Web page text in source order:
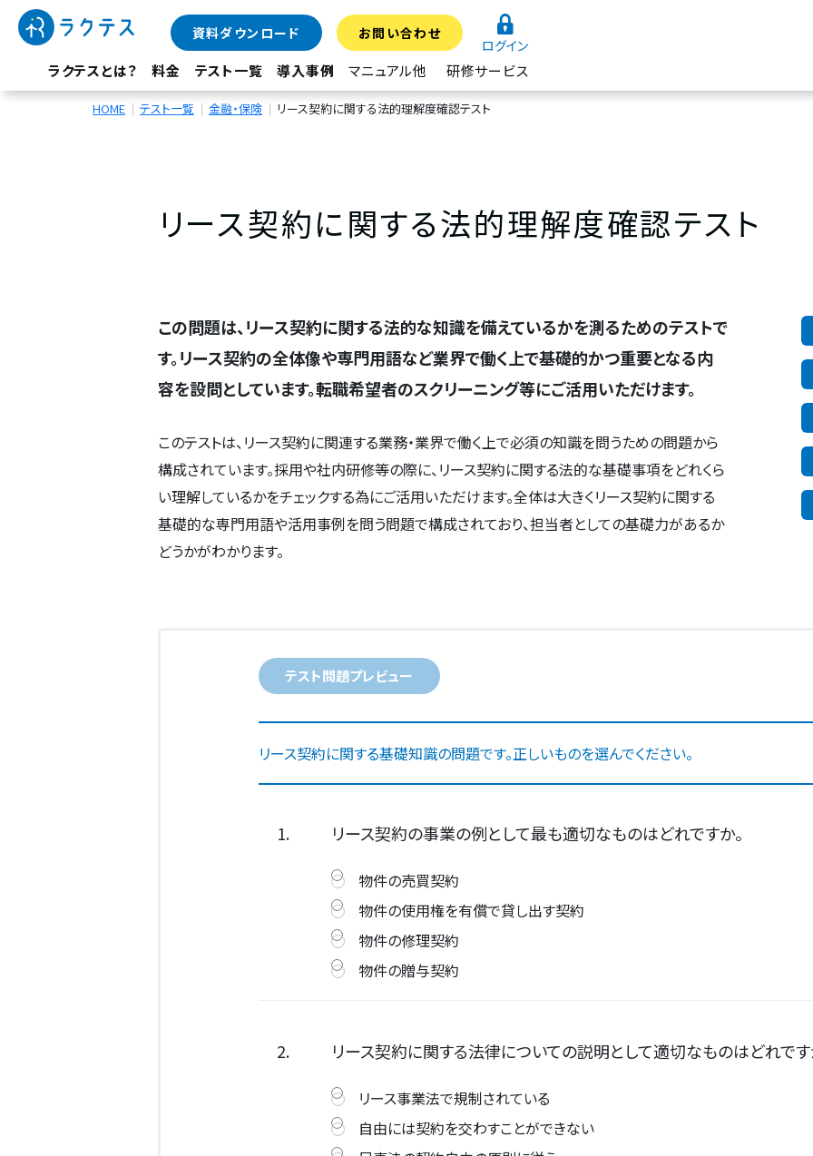
ラクテスとは？ 料金 テスト一覧 導入事例 マニュアル他 研修サービス
資料ダウンロード お問い合わせ
ログイン
HOME テスト一覧 金融・保険 リース契約に関する法的理解度確認テスト
リース契約に関する法的理解度確認テスト
この問題は、リース契約に関する法的な知識を備えているかを測るためのテストで
す。リース契約の全体像や専門用語など業界で働く上で基礎的かつ重要となる内
容を設問としています。転職希望者のスクリーニング等にご活用いただけます。
このテストは、リース契約に関連する業務・業界で働く上で必須の知識を問うための問題から
構成されています。採用や社内研修等の際に、リース契約に関する法的な基礎事項をどれくら
い理解しているかをチェックする為にご活用いただけます。全体は大きくリース契約に関する
基礎的な専門用語や活用事例を問う問題で構成されており、担当者としての基礎力があるか
どうかがわかります。
テスト問題プレビュー
リース契約に関する基礎知識の問題です。正しいものを選んでください。
1. リース契約の事業の例として最も適切なものはどれですか。
物件の売買契約
物件の使用権を有償で貸し出す契約
物件の修理契約
物件の贈与契約
2. リース契約に関する法律についての説明として適切なものはどれです
リース事業法で規制されている
自由には契約を交わすことができない